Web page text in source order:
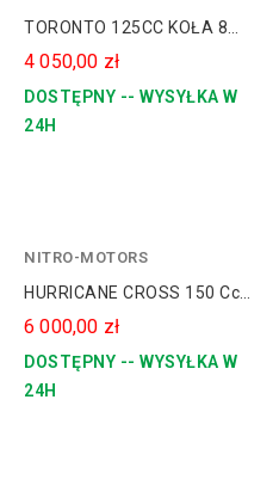
niebieski
TORONTO 125CC KOŁA 8
GRAFITTI AUTOMAT
4 050,00 zł
DOSTĘPNY -- WYSYŁKA W
24H
czerwony
zielony
NITRO-MOTORS
HURRICANE CROSS 150 Cc
19/16 E-Start Kick-Start
Manual
6 000,00 zł
DOSTĘPNY -- WYSYŁKA W
24H